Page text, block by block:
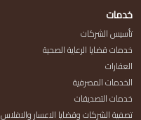
خدمات
تأسيس الشركات
خدمات قضايا الرعاية الصحية
العقارات
الخدمات المصرفية
خدمات التصديقات
تصفية الشركات وقضايا الاعسار والافلاس